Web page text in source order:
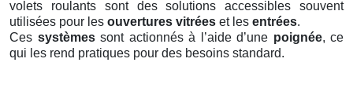
volets roulants sont des solutions accessibles souvent
utilisées pour les ouvertures vitrées et les entrées.
Ces systèmessont actionnés à l’aide d’une poignée, ce
qui les rend pratiques pour des besoins standard.